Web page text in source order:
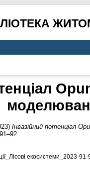
Інвазійний потенціал
екосистеми_2023-91-